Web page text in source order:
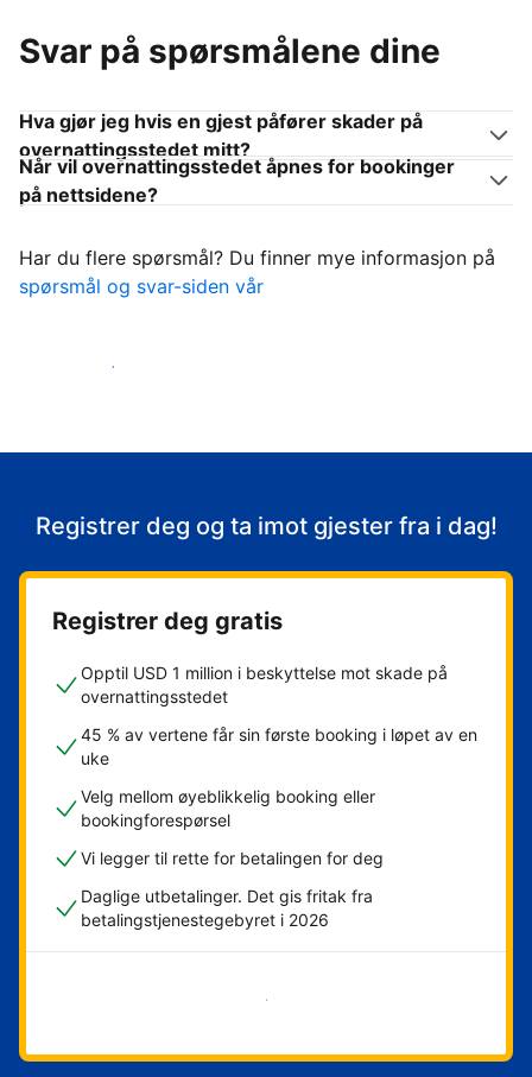
Svar på spørsmålene dine
Hva gjør jeg hvis en gjest påfører skader på
overnattingsstedet mitt?
Når vil overnattingsstedet åpnes for bookinger
på nettsidene?
Har du flere spørsmål? Du finner mye informasjon på
spørsmål og svar-siden vår
Ta imot gjestene
Registrer deg og ta imot gjester fra i dag!
Registrer deg gratis
Opptil USD 1 million i beskyttelse mot skade på
overnattingsstedet
45 % av vertene får sin første booking i løpet av en
uke
Velg mellom øyeblikkelig booking eller
bookingforespørsel
Vi legger til rette for betalingen for deg
Daglige utbetalinger. Det gis fritak fra
betalingstjenestegebyret i 2026
Kom i gang nå